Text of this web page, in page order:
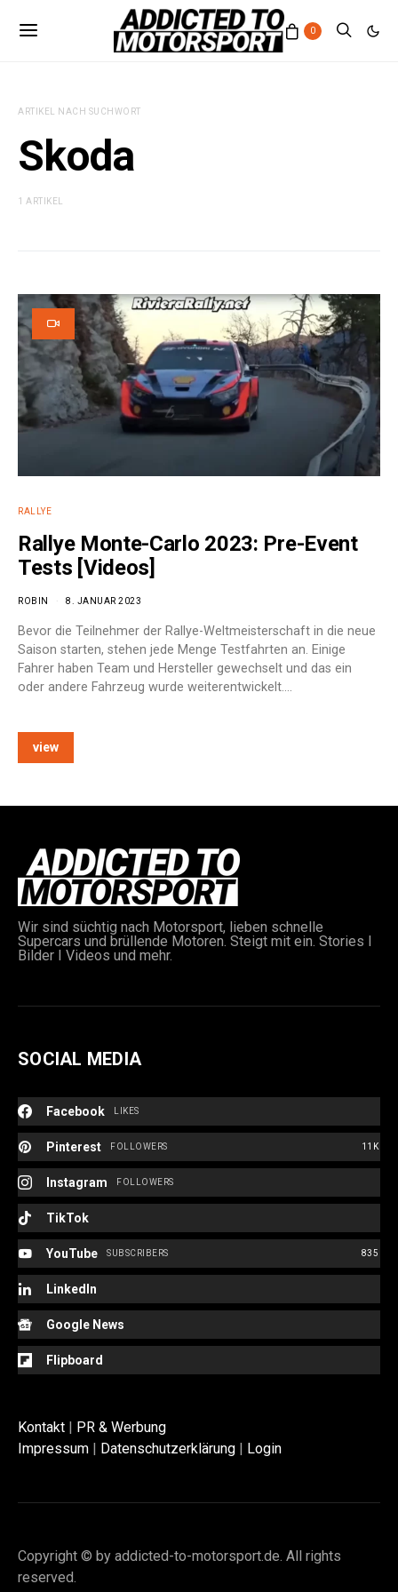
0
ARTIKEL NACH SUCHWORT
Skoda
1 ARTIKEL
RALLYE
Rallye Monte-Carlo 2023: Pre-Event
Tests [Videos]
ROBIN 8. JANUAR 2023
Bevor die Teilnehmer der Rallye-Weltmeisterschaft in die neue
Saison starten, stehen jede Menge Testfahrten an. Einige
Fahrer haben Team und Hersteller gewechselt und das ein
oder andere Fahrzeug wurde weiterentwickelt.…
view
Wir sind süchtig nach Motorsport, lieben schnelle
Supercars und brüllende Motoren. Steigt mit ein. Stories I
Bilder I Videos und mehr.
SOCIAL MEDIA
Facebook LIKES
Pinterest 11K
FOLLOWERS
Instagram FOLLOWERS
TikTok
YouTube 835
SUBSCRIBERS
LinkedIn
Google News
Flipboard
Kontakt | PR & Werbung
Impressum | Datenschutzerklärung | Login
Copyright © by addicted-to-motorsport.de. All rights
reserved.